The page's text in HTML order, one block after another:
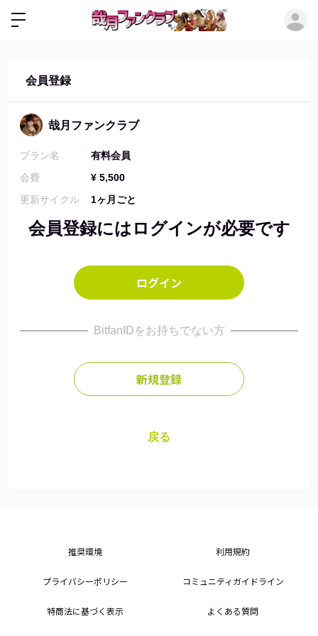
会員登録
哉月ファンクラブ
プラン名
有料会員
会費
¥ 5,500
更新サイクル
1ヶ月ごと
会員登録にはログインが必要です
ログイン
BitfanIDをお持ちでない方
新規登録
戻る
推奨環境 利用規約
プライバシーポリシー コミュニティガイドライン
特商法に基づく表示 よくある質問